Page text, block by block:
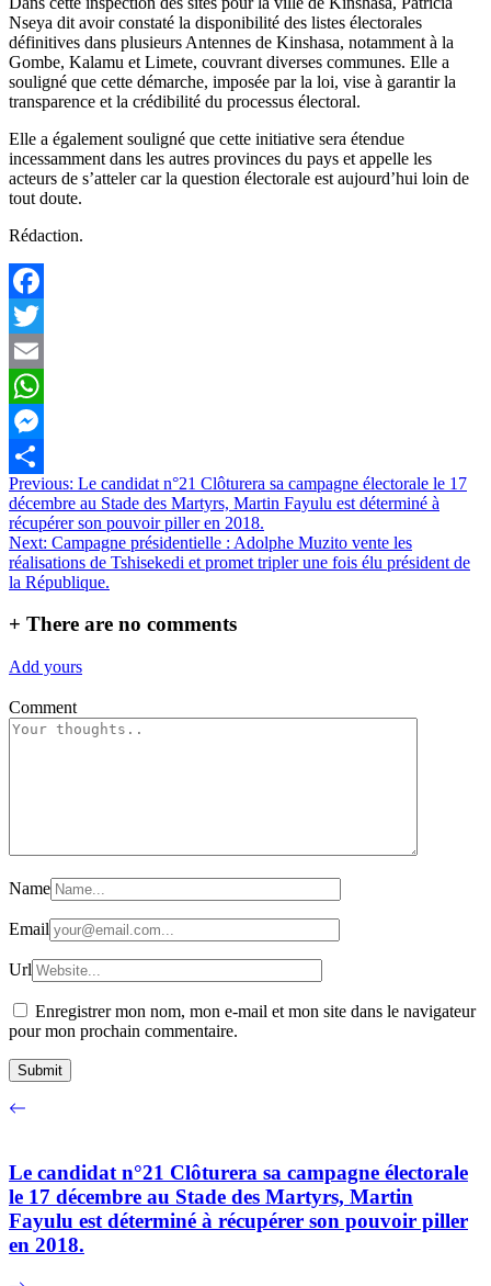
Nseya dit avoir constaté la disponibilité des listes électorales
définitives dans plusieurs Antennes de Kinshasa, notamment à la
Gombe, Kalamu et Limete, couvrant diverses communes. Elle a
souligné que cette démarche, imposée par la loi, vise à garantir la
transparence et la crédibilité du processus électoral.
Elle a également souligné que cette initiative sera étendue
incessamment dans les autres provinces du pays et appelle les
acteurs de s’atteler car la question électorale est aujourd’hui loin de
tout doute.
Rédaction.
Facebook
Twitter
Email
WhatsApp
Messenger
Partager
Navigation
de
l’article
Previous: Le candidat n°21 Clôturera sa campagne électorale le 17
décembre au Stade des Martyrs, Martin Fayulu est déterminé à
récupérer son pouvoir piller en 2018.
Next: Campagne présidentielle : Adolphe Muzito vente les
réalisations de Tshisekedi et promet tripler une fois élu président de
la République.
+ There are no comments
Add yours
Comment
Name
Email
Url
Enregistrer mon nom, mon e-mail et mon site dans le navigateur
pour mon prochain commentaire.
Le candidat n°21 Clôturera sa campagne électorale
le 17 décembre au Stade des Martyrs, Martin
Fayulu est déterminé à récupérer son pouvoir piller
en 2018.